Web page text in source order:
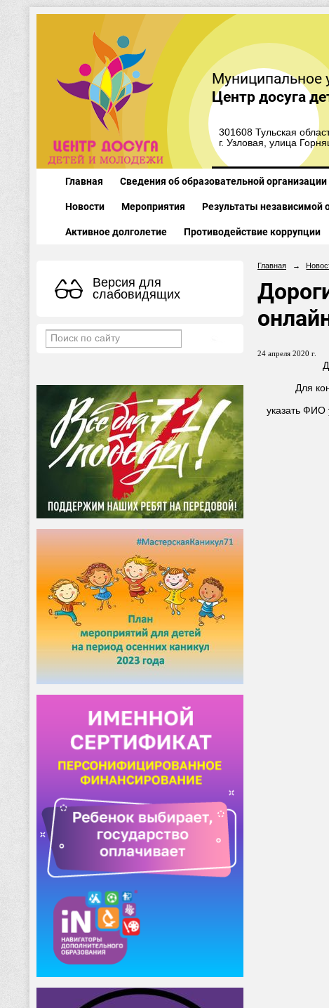
Муниципальное
Центр досуга
301608 Тульская
г. Узловая, улица
Главная Сведения об образовательной организации
Новости Мероприятия Результаты независимой
Активное долголетие Противодействие коррупции
Версия для
слабовидящих
Главная →
24 апреля 2020 г.
Для
указать ФИО